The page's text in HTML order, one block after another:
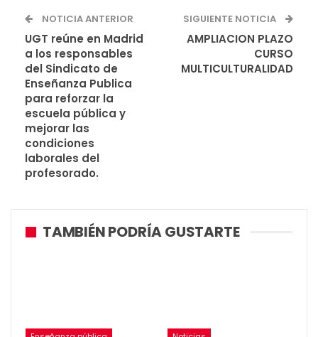
NOTICIA ANTERIOR
UGT reúne en Madrid
a los responsables
del Sindicato de
Enseñanza Publica
para reforzar la
escuela pública y
mejorar las
condiciones
laborales del
profesorado.
SIGUIENTE NOTICIA
AMPLIACION PLAZO
CURSO
MULTICULTURALIDAD
TAMBIÉN PODRÍA GUSTARTE